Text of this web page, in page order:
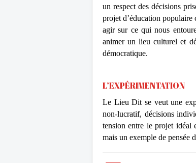
un respect des décisions
projet d’éducation populaire
agir sur ce qui nous
animer un lieu culturel et
démocratique.
L’EXPÉRIMENTATION
Le Lieu Dit se veut une
non-lucratif, décisions
tension entre le projet idéal
mais un exemple de pensée